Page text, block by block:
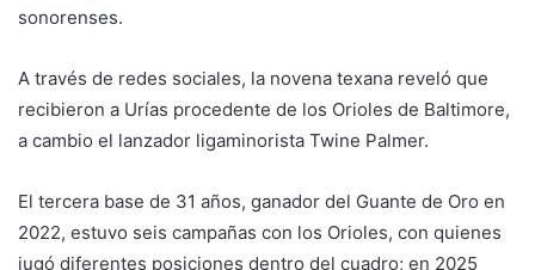
sonorenses.
A través de redes sociales, la novena texana reveló que
recibieron a Urías procedente de los Orioles de Baltimore,
a cambio el lanzador ligaminorista Twine Palmer.
El tercera base de 31 años, ganador del Guante de Oro en
2022, estuvo seis campañas con los Orioles, con quienes
jugó diferentes posiciones dentro del cuadro; en 2025